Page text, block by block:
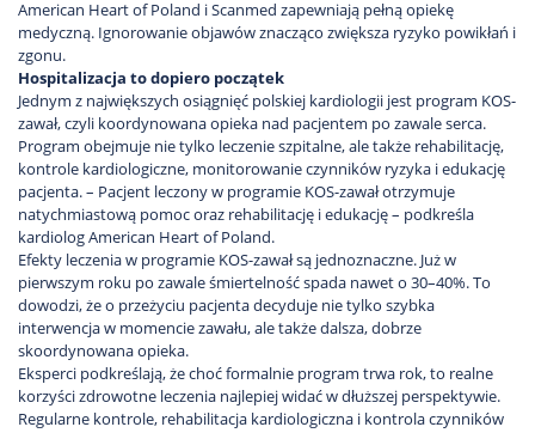
American Heart of Poland i Scanmed zapewniają pełną opiekę
medyczną. Ignorowanie objawów znacząco zwiększa ryzyko powikłań i
zgonu.
Hospitalizacja to dopiero początek
Jednym z największych osiągnięć polskiej kardiologii jest program KOS-
zawał, czyli koordynowana opieka nad pacjentem po zawale serca.
Program obejmuje nie tylko leczenie szpitalne, ale także rehabilitację,
kontrole kardiologiczne, monitorowanie czynników ryzyka i edukację
pacjenta. – Pacjent leczony w programie KOS-zawał otrzymuje
natychmiastową pomoc oraz rehabilitację i edukację – podkreśla
kardiolog American Heart of Poland.
Efekty leczenia w programie KOS-zawał są jednoznaczne. Już w
pierwszym roku po zawale śmiertelność spada nawet o 30–40%. To
dowodzi, że o przeżyciu pacjenta decyduje nie tylko szybka
interwencja w momencie zawału, ale także dalsza, dobrze
skoordynowana opieka.
Eksperci podkreślają, że choć formalnie program trwa rok, to realne
korzyści zdrowotne leczenia najlepiej widać w dłuższej perspektywie.
Regularne kontrole, rehabilitacja kardiologiczna i kontrola czynników